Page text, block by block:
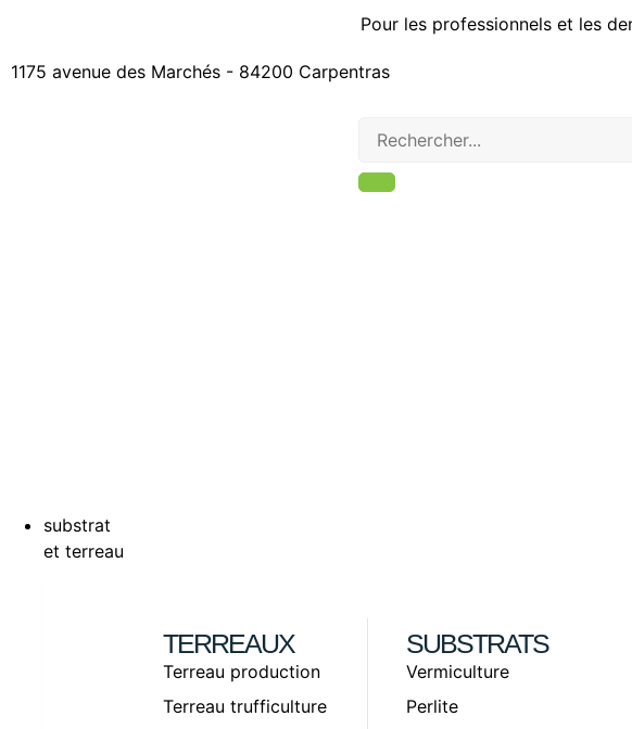
Pour les professionnels et les
1175 avenue des Marchés - 84200 Carpentras
substrat
et terreau
TERREAUX
Terreau production
Terreau trufficulture
SUBSTRATS
Vermiculture
Perlite